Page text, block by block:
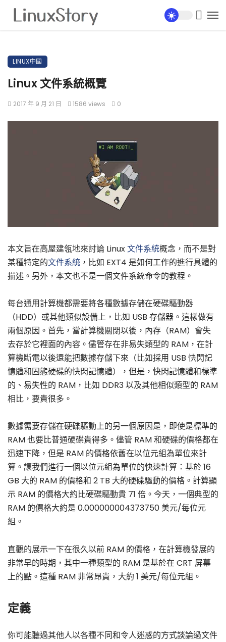
LINUX中國
Linux 文件系統概覽
2017 年 9 月 21 日 1586 views 0
本文旨在高屋建瓴地來討論 Linux文件系統概念，而不是對
某種特定的文件系統 ，比如 EXT4 是如何工作的進行具體的
描述。另外，本文也不是一個文件系統命令的教程。
每台通用計算機都需要將各種數據存儲在硬碟驅動器
（HDD）或其他類似設備上，比如 USB 存儲器。這樣做有
兩個原因。首先，當計算機關閉以後，內存（RAM）會失
去存於它裡面的內容。儘管存在非易失類型的 RAM，在計
算機斷電以後還能把數據存儲下來（比如採用 USB 快閃記
憶體和固態硬碟的快閃記憶體），但是，快閃記憶體和標準
的、易失性的 RAM，比如 DDR3 以及其他相似類型的 RAM
相比，要貴很多。
數據需要存儲在硬碟驅動上的另一個原因是，即使是標準的
RAM 也要比普通硬碟貴得多。儘管 RAM 和硬碟的價格都在
迅速下降，但是 RAM 的價格依舊在以位元組為單位來計
算。讓我們進行一個以位元組為單位的快速計算：基於 16
GB 大的 RAM 的價格和 2 TB 大的硬碟驅動的價格。計算顯
示 RAM 的價格大約比硬碟驅動貴 71 倍。今天，一個典型的
RAM 的價格大約是 0.000000004373750 美元/每位元
組。
直觀的展示一下在很久以前 RAM 的價格，在計算機發展的
非常早的時期，其中一種類型的 RAM 是基於在 CRT 屏幕
上的點。這種 RAM 非常昂貴，大約 1 美元/每位元組。
定義
你可能聽過其他人以各種不同和令人迷惑的方式談論過文件